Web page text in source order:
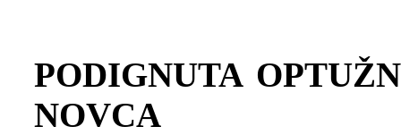
PODIGNUTA
NOVCA